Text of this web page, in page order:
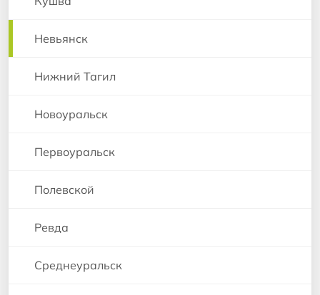
Невьянск
Нижний Тагил
Новоуральск
Первоуральск
Полевской
Ревда
Среднеуральск